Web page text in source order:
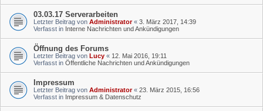
03.03.17 Serverarbeiten
Letzter Beitrag von Administrator« 3. März 2017, 14:39
Verfasst in Interne Nachrichten und Ankündigungen
Öffnung des Forums
Letzter Beitrag von Lucy « 12. Mai 2016, 19:11
Verfasst in Öffentliche Nachrichten und Ankündigungen
Impressum
Letzter Beitrag von Administrator« 23. März 2015, 16:56
Verfasst in Impressum & Datenschutz